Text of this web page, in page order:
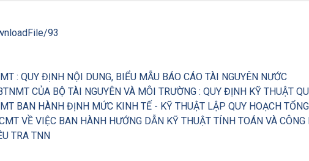
93
: QUY ĐỊNH NỘI DUNG, BIỂU MẪU BÁO CÁO TÀI NGUYÊN NƯỚC
TRA TNN